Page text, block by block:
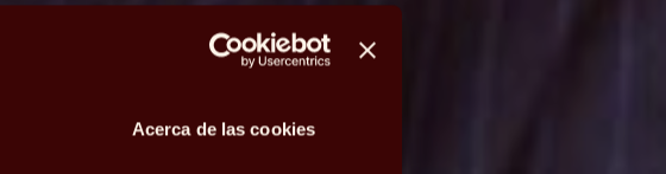
Acerca de las cookies